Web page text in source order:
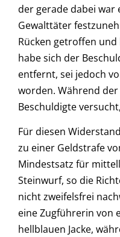
der gerade dabei
Gewalttäter
Rücken getroffen
habe sich der
entfernt, sei jedoch
worden. Während
Beschuldigte
Für diesen
zu einer Geldstrafe
Mindestsatz für
Steinwurf, so die
nicht zweifelsfrei
eine Zugführerin von
hellblauen Jacke,